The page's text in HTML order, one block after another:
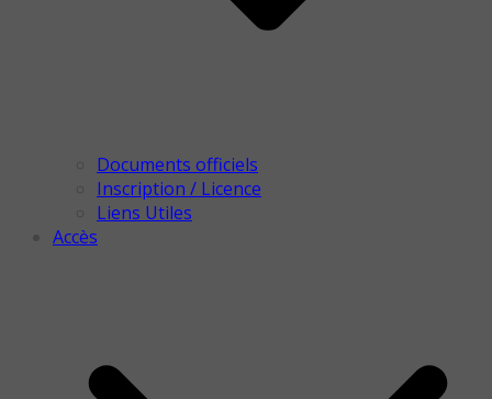
Documents officiels
Inscription / Licence
Liens Utiles
Accès